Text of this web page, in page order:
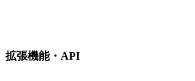
拡張機能・API